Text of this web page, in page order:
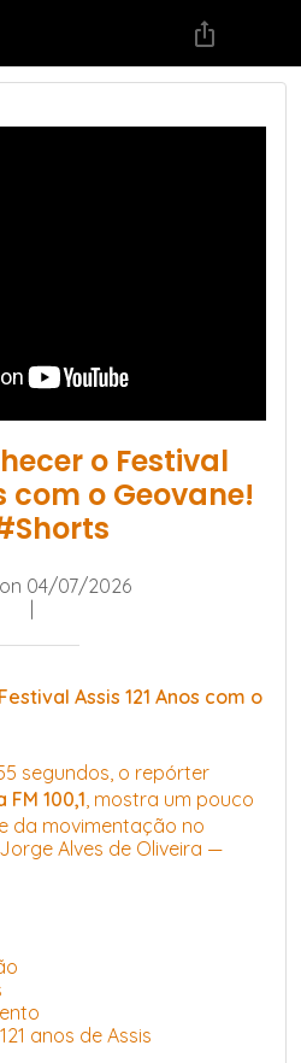
o Festival
com o Geovane!
04/07/2026
|
Assis 121 Anos com o
segundos, o repórter
100,1 , mostra um pouco
da movimentação no
Alves de Oliveira —
anos de Assis